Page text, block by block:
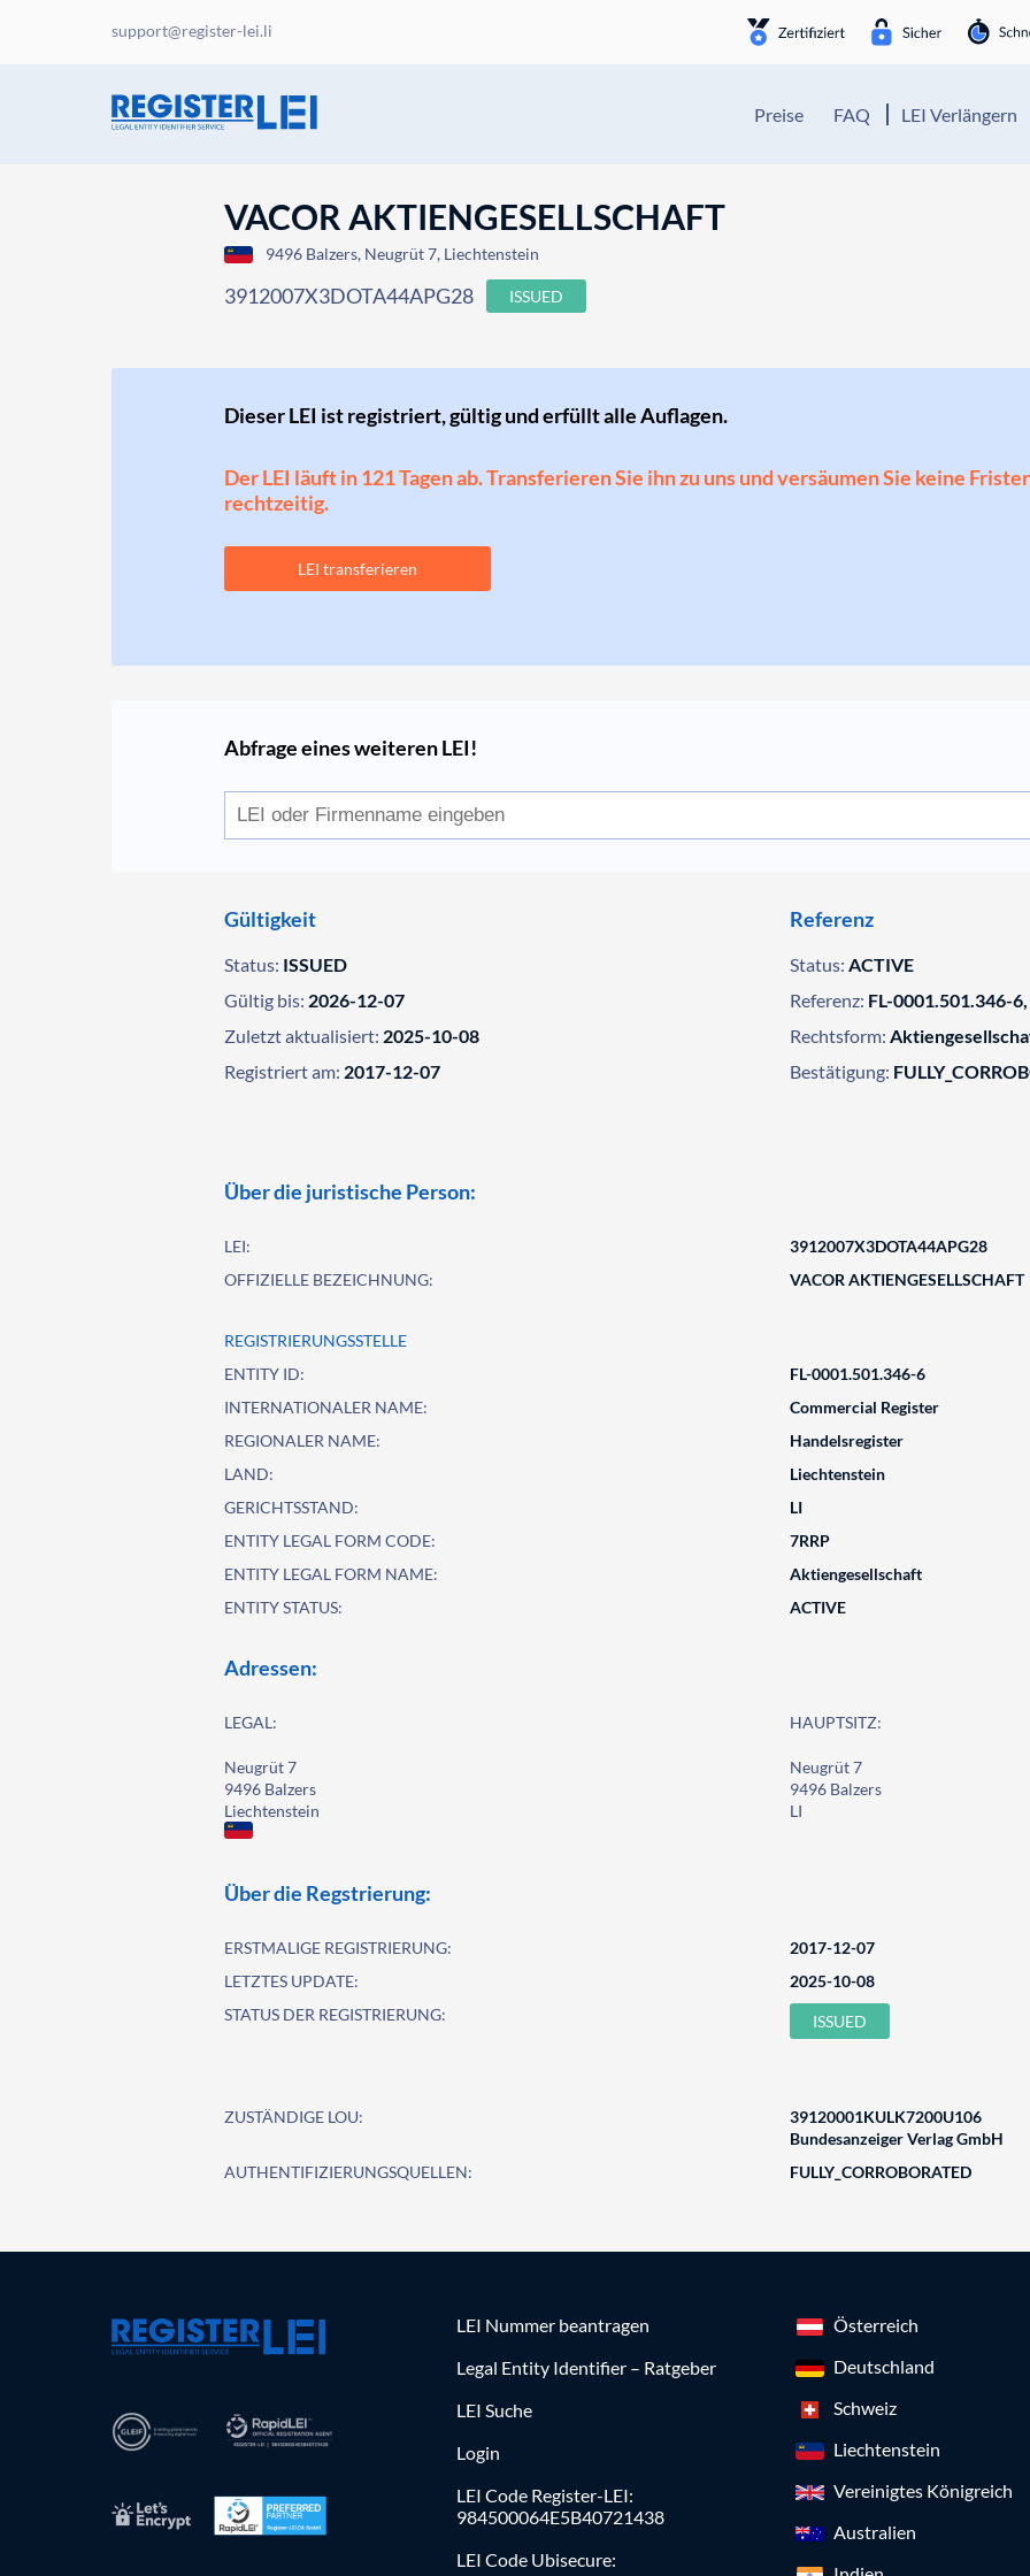
support@register-lei.li
Preise FAQ LEI Verlängern
VACOR AKTIENGESELLSCHAFT
9496 Balzers, Neugrüt 7, Liechtenstein
3912007X3DOTA44APG28 ISSUED
Dieser LEI ist registriert, gültig und erfüllt alle Auflagen.
Der LEI läuft in 121 Tagen ab. Transferieren Sie ihn zu uns und versäumen Sie keine
rechtzeitig.
LEI transferieren
Abfrage eines weiteren LEI!
Gültigkeit
Status: ISSUED
Gültig bis: 2026-12-07
Zuletzt aktualisiert: 2025-10-08
Registriert am: 2017-12-07
Referenz
Status: ACTIVE
Referenz: FL-0001.501.346-
Rechtsform:
Bestätigung:
Über die juristische Person:
LEI:
3912007X3DOTA44APG28
OFFIZIELLE BEZEICHNUNG:
VACOR AKTIENGESELLSCHAFT
REGISTRIERUNGSSTELLE
ENTITY ID:
FL-0001.501.346-6
INTERNATIONALER NAME:
Commercial Register
REGIONALER NAME:
Handelsregister
LAND:
Liechtenstein
GERICHTSSTAND:
LI
ENTITY LEGAL FORM CODE:
7RRP
ENTITY LEGAL FORM NAME:
Aktiengesellschaft
ENTITY STATUS:
ACTIVE
Adressen:
LEGAL:
Neugrüt 7
9496 Balzers
Liechtenstein
HAUPTSITZ:
Neugrüt 7
9496 Balzers
LI
Über die Regstrierung:
ERSTMALIGE REGISTRIERUNG:
2017-12-07
LETZTES UPDATE:
2025-10-08
STATUS DER REGISTRIERUNG:
ISSUED
ZUSTÄNDIGE LOU:
39120001KULK7200U106
Bundesanzeiger Verlag GmbH
AUTHENTIFIZIERUNGSQUELLEN:
FULLY_CORROBORATED
LEI Nummer beantragen
Legal Entity Identifier – Ratgeber
LEI Suche
Login
LEI Code Register-LEI:
984500064E5B40721438
LEI Code Ubisecure:
Österreich
Deutschland
Schweiz
Liechtenstein
Vereinigtes Königreich
Australien